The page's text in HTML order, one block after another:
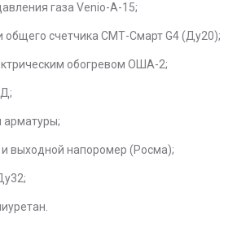
газа Venio-А-15;
общего счетчика СМТ-Смарт G4 (Ду20);
обогревом ОША-2;
арматуры;
выходной напоромер (Росма);